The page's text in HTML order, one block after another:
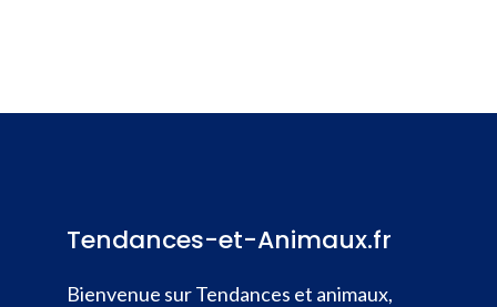
Tendances-et-Animaux.fr
Bienvenue sur Tendances et animaux,